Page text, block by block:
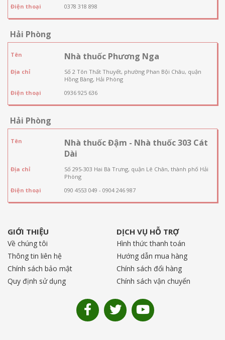
Điện thoại
0378 318 898
Hải Phòng
Tên Nhà thuốc Phương Nga
Địa chỉ
Số 2 Tôn Thất Thuyết, phường Phan Bội Châu, quận
Hồng Bàng, Hải Phòng
Điện thoại
0936 925 636
Hải Phòng
Tên
Nhà thuốc Đậm - Nhà thuốc 303 Cát
Dài
Địa chỉ
Số 295-303 Hai Bà Trưng, quận Lê Chân, thành phố Hải
Phòng
Điện thoại
090 4553 049 - 0904 246 987
GIỚI THIỆU
Về chúng tôi
Thông tin liên hệ
Chính sách bảo mật
Quy định sử dụng
DỊCH VỤ HỖ TRỢ
Hình thức thanh toán
Hướng dẫn mua hàng
Chính sách đổi hàng
Chính sách vận chuyển